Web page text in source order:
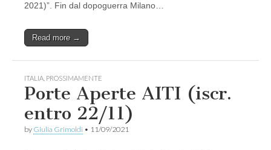
2021)”. Fin dal dopoguerra Milano…
Read more →
ITALIA PROSSIMAMENTE
Porte Aperte AITI (iscr.
entro 22/11)
by Giulia Grimoldi • 11/09/2021